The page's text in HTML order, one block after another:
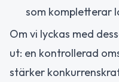
som kompletterar
Om vi lyckas med
ut: en kontrollerad
stärker